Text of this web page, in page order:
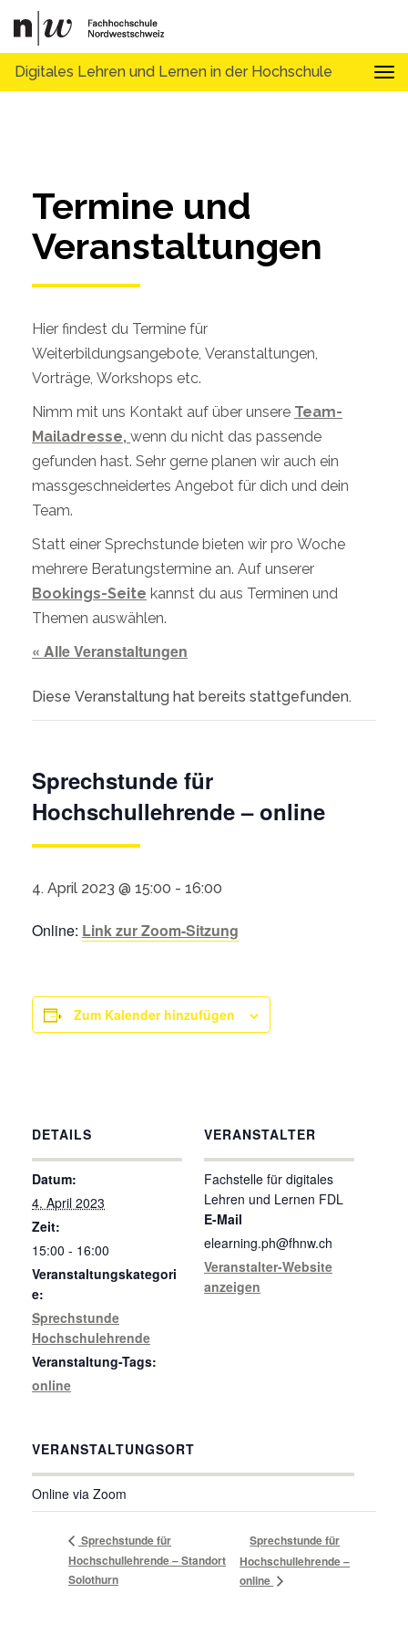
Digitales Lehren und Lernen in der Hochschule
Termine und
Veranstaltungen
Hier findest du Termine für
Weiterbildungsangebote, Veranstaltungen,
Vorträge, Workshops etc.
Nimm mit uns Kontakt auf über unsere Team-
Mailadresse, wenn du nicht das passende
gefunden hast. Sehr gerne planen wir auch ein
massgeschneidertes Angebot für dich und dein
Team.
Statt einer Sprechstunde bieten wir pro Woche
mehrere Beratungstermine an. Auf unserer
Bookings-Seite kannst du aus Terminen und
Themen auswählen.
« Alle Veranstaltungen
Diese Veranstaltung hat bereits stattgefunden.
Sprechstunde für
Hochschullehrende – online
4. April 2023 @ 15:00 - 16:00
Online: Link zur Zoom-Sitzung
Zum Kalender hinzufügen
DETAILS
Datum:
4. April 2023
Zeit:
15:00 - 16:00
Veranstaltungskategori
e:
Sprechstunde
Hochschulehrende
Veranstaltung-Tags:
online
VERANSTALTUNGSORT
Online via Zoom
VERANSTALTER
Fachstelle für digitales
Lehren und Lernen FDL
E-Mail
elearning.ph@fhnw.ch
Veranstalter-Website
anzeigen
Sprechstunde für
Hochschullehrende – Standort
Solothurn
Sprechstunde für
Hochschullehrende –
online